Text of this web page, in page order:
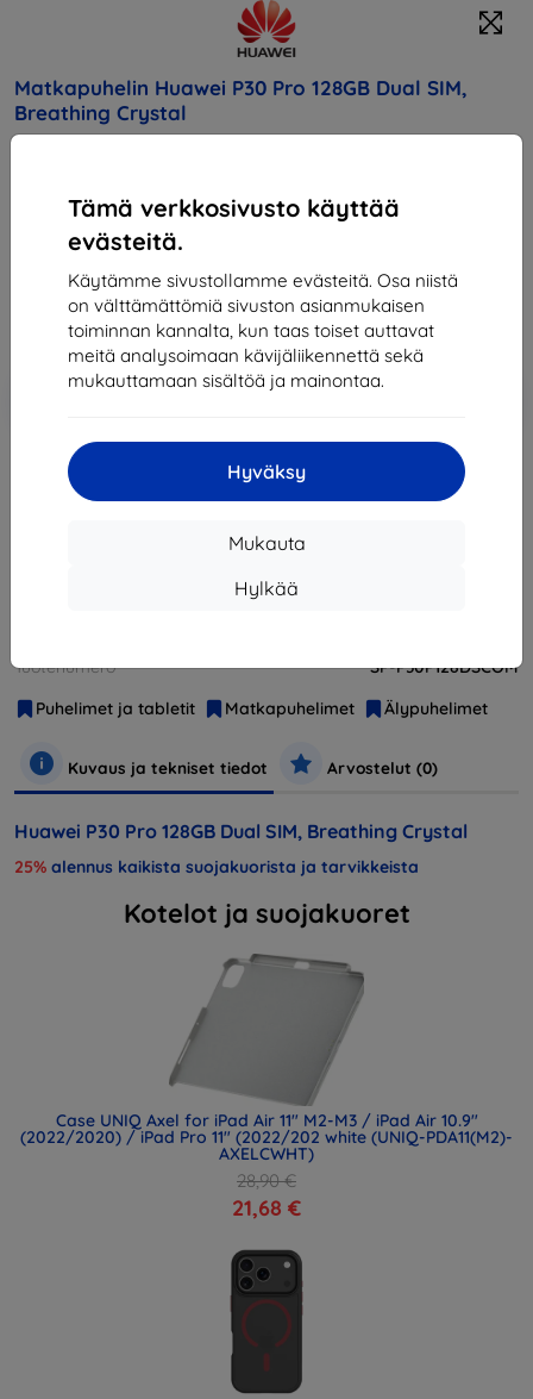
Tämä verkkosivusto käyttää
evästeitä.
Käytämme sivustollamme evästeitä. Osa niistä
on välttämättömiä sivuston asianmukaisen
toiminnan kannalta, kun taas toiset auttavat
meitä analysoimaan kävijäliikennettä sekä
mukauttamaan sisältöä ja mainontaa.
Hyväksy
Mukauta
Hylkää
Matkapuhelin Huawei P30 Pro 128GB Dual SIM,
Breathing Crystal
lisävarusteista!
714,90 €
643,41 €
Alennus kupongilla
Loppuunmyyty
Tuotenumero
SP-P30P128DSCOM
Puhelimet ja tabletit
Matkapuhelimet Älypuhelimet
Kuvaus ja tekniset tiedot Arvostelut (0)
Huawei P30 Pro 128GB Dual SIM, Breathing Crystal
25% alennus kaikista suojakuorista ja tarvikkeista
Kotelot ja suojakuoret
Case UNIQ Axel for iPad Air 11" M2-M3 / iPad Air 10.9"
(2022/2020) / iPad Pro 11" (2022/202 white (UNIQ-PDA11(M2)-
AXELCWHT)
28,90 €
21,68 €